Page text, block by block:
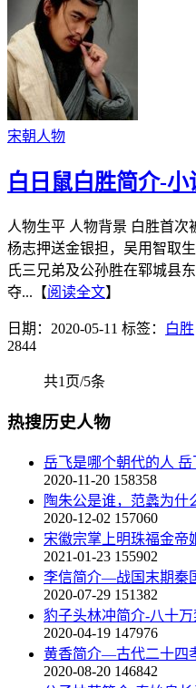
宋朝人物
白日鼠白胜简介-
人物生平 人物背景 白胜首次
杨志押送金银担，吴用智取
氏三兄弟及公孙胜在郓城县
夺...【阅读全文】
日期：2020-05-11 标签： 白胜
2844
共1页/5条
热搜历史人物
岳飞是哪个朝代的人
2020-11-20 158358
陶朱公是谁，范蠡为什
2020-12-02 157060
宋徽宗掌上明珠福金帝
2021-01-23 155902
李信简介—战国末期秦
2020-07-29 151382
豹子头林冲简介-八十
2020-04-19 147976
黄香简介—古代二十四
2020-08-20 146842